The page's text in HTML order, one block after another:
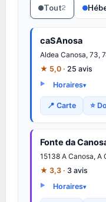
Tout2
caSAnosa
Aldea Canosa, 73,
★ 5,0 · 25 avis
Horaires
📍 Carte ⭐
Fonte da
15138 A Canosa, A
★ 3,3 · 3 avis
Horaires